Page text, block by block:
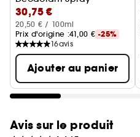
30,75 €
20,50 € / 100ml
Prix d'origine :41,00 € -25%
16avis
Ajouter au panier
Avis sur le produit